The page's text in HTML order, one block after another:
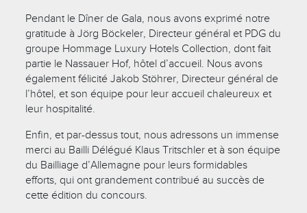
Pendant le Dîner de Gala, nous avons exprimé notre
gratitude à Jörg Böckeler, Directeur général et PDG du
groupe Hommage Luxury Hotels Collection, dont fait
partie le Nassauer Hof, hôtel d’accueil. Nous avons
également félicité Jakob Stöhrer, Directeur général de
l’hôtel, et son équipe pour leur accueil chaleureux et
leur hospitalité.
Enfin, et par-dessus tout, nous adressons un immense
merci au Bailli Délégué Klaus Tritschler et à son équipe
du Bailliage d’Allemagne pour leurs formidables
efforts, qui ont grandement contribué au succès de
cette édition du concours.